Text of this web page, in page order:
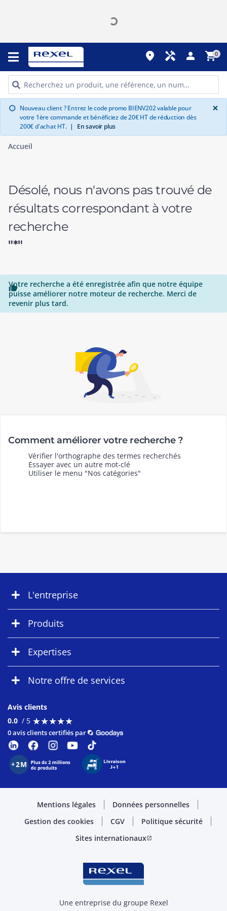
place handyman person shopping_cart0
info Nouveau client ? Entrez le code promo BIENV202 valable pour
votre 1ère commande et bénéficiez de 20€ HT de réduction dès
200€ d'achat HT. | En savoir plus
×
Accueil
Désolé, nous n'avons pas trouvé de
résultats correspondant à votre
recherche
"*"

Votre recherche a été enregistrée afin que notre équipe
puisse améliorer notre moteur de recherche. Merci de
revenir plus tard.
Comment améliorer votre recherche ?
Vérifier l'orthographe des termes recherchés
Essayer avec un autre mot-clé
Utiliser le menu "Nos catégories"
L'entreprise
Produits
Expertises
Notre offre de services
Avis clients
0.0 / 5 ★★★★★
★★★★★
0 avis clients certifiés par
Mentions légales
Données personnelles
Gestion des cookies
CGV
Politique sécurité
Sites internationauxopen_in_new
Une entreprise du groupe Rexel